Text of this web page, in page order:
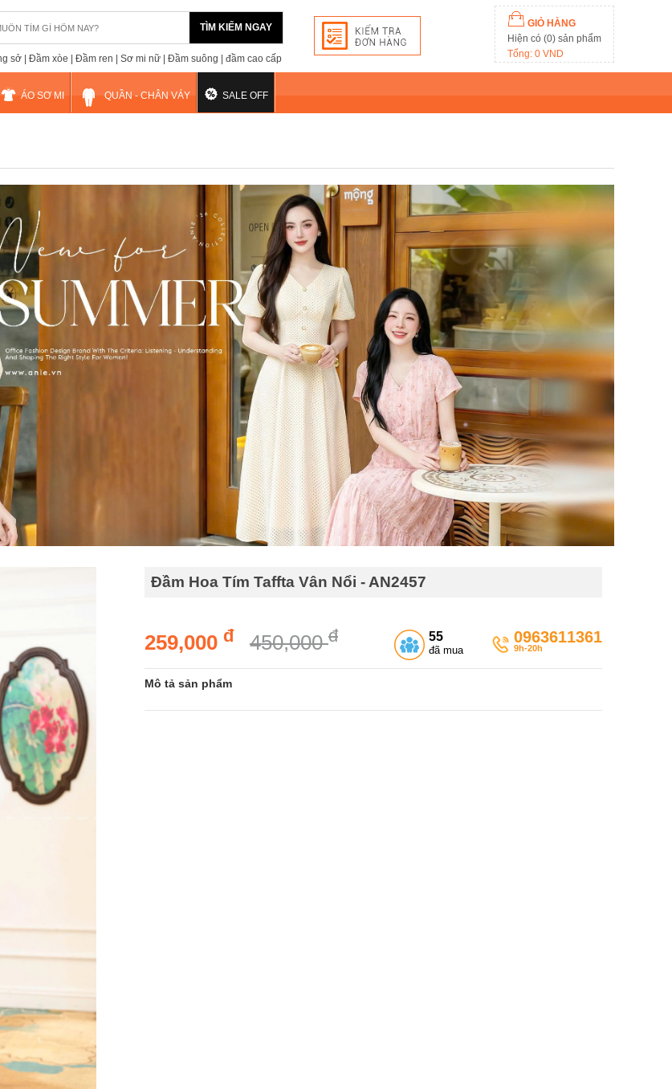
TÌM KIẾM NGAY
sở | Đầm xòe | Đầm ren | Sơ mi nữ | Đầm suông | đầm cao cấp
GIỎ HÀNG
Hiện có (0) sản phẩm
Tổng: 0 VND
ÁO SƠ MI QUẦN - CHÂN VÁY SALE OFF
Đầm Hoa Tím Taffta Vân Nổi - AN2457
259,000 đ 450,000đ 55
đã mua
0963611361
9h-20h
Mô tả sản phẩm